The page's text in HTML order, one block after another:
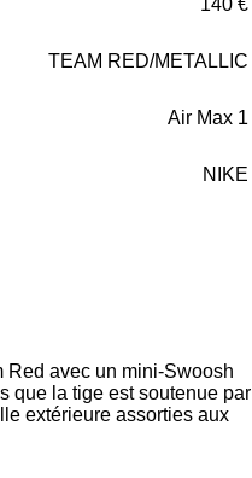
TEAM RED/METALLIC
Air Max 1
NIKE
Red avec un mini-Swoosh
que la tige est soutenue par
extérieure assorties aux